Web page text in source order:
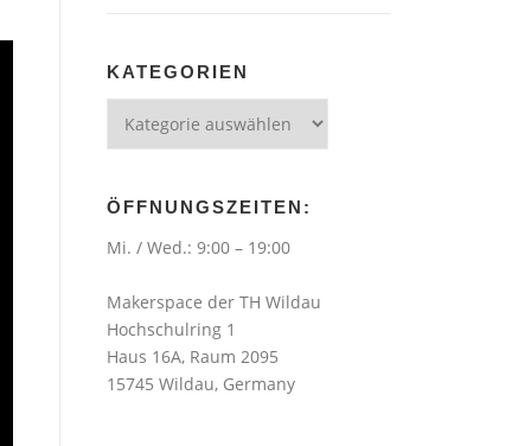
KATEGORIEN
ÖFFNUNGSZEITEN:
Mi. / Wed.: 9:00 – 19:00
Makerspace der TH Wildau
Hochschulring 1
Haus 16A, Raum 2095
15745 Wildau, Germany